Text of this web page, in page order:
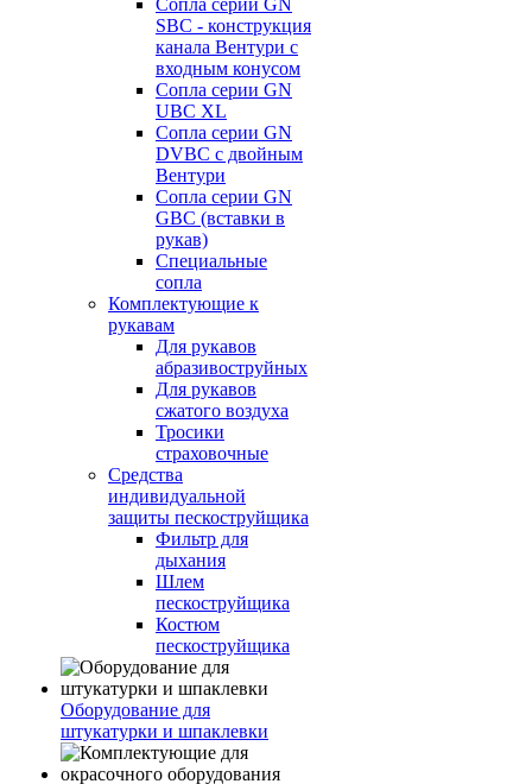
Сопла серии GN
SBC - конструкция
канала Вентури c
входным конусом
Сопла серии GN
UBC XL
Сопла серии GN
DVBC с двойным
Вентури
Сопла серии GN
GBC (вставки в
рукав)
Специальные
сопла
Комплектующие к
рукавам
Для рукавов
абразивоструйных
Для рукавов
сжатого воздуха
Тросики
страховочные
Средства
индивидуальной
защиты пескоструйщика
Фильтр для
дыхания
Шлем
пескоструйщика
Костюм
пескоструйщика
Оборудование для
штукатурки и шпаклевки